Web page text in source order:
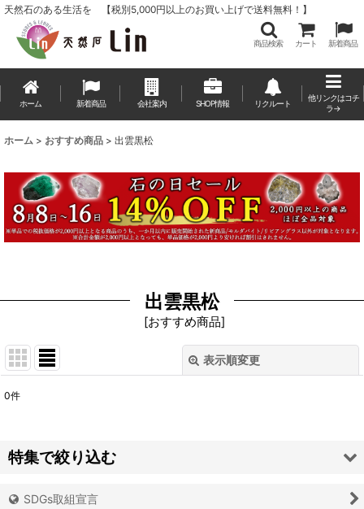
天然石のある生活を 【税別5,000円以上のお買い上げで送料無料！】
商品検索 カート 新着商品
ホーム 新着商品 会社案内 SHOP情報 リクルート
他リンクはコチ
ラ→
ホーム > おすすめ商品 > 出雲黒松
出雲黒松
[おすすめ商品]
表示順変更
並び順:
0件
特集で絞り込む
アイオライト
SDGs取組宣言